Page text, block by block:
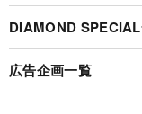
DIAMOND
広告企画一覧